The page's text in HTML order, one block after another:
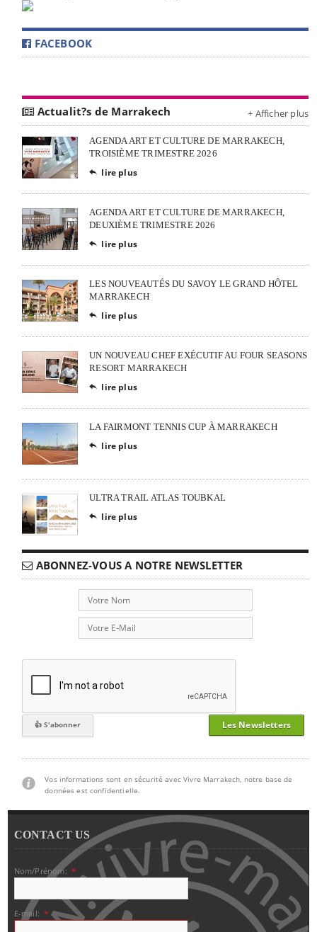
FACEBOOK
Actualit?s de Marrakech + Afficher plus
AGENDA ART ET CULTURE DE MARRAKECH,
TROISIÈME TRIMESTRE 2026
 lire plus
AGENDA ART ET CULTURE DE MARRAKECH,
DEUXIÈME TRIMESTRE 2026
 lire plus
LES NOUVEAUTÉS DU SAVOY LE GRAND HÔTEL
MARRAKECH
 lire plus
UN NOUVEAU CHEF EXÉCUTIF AU FOUR SEASONS
RESORT MARRAKECH
 lire plus
LA FAIRMONT TENNIS CUP À MARRAKECH
 lire plus
ULTRA TRAIL ATLAS TOUBKAL
 lire plus
ABONNEZ-VOUS A NOTRE NEWSLETTER
Les Newsletters
Vos informations sont en sécurité avec Vivre Marrakech, notre base de
données est confidentielle.
CONTACT US
Nom/Prénom: *
E-mail: *